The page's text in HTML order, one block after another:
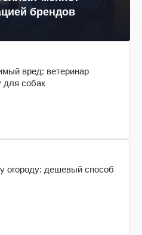
брендов
вред: ветеринар
для собак
огороду: дешевый способ